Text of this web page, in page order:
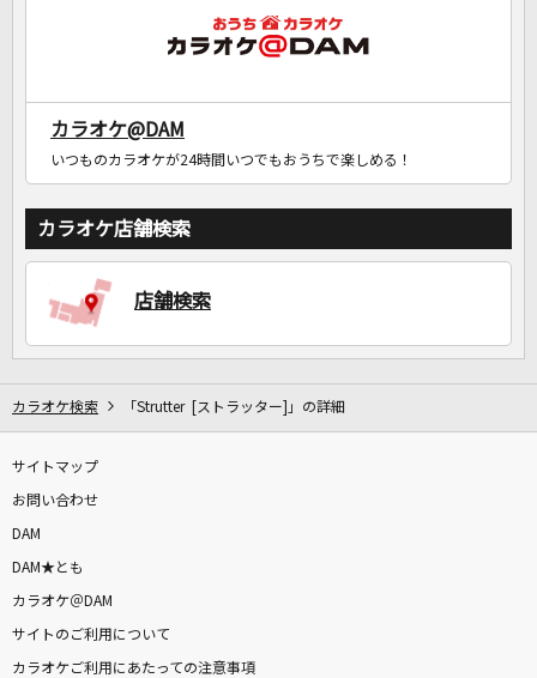
カラオケ@DAM
いつものカラオケが24時間いつでもおうちで楽しめる！
カラオケ店舗検索
店舗検索
カラオケ検索 「Strutter [ストラッター]」の詳細
サイトマップ
お問い合わせ
DAM
DAM★とも
カラオケ＠DAM
サイトのご利用について
カラオケご利用にあたっての注意事項